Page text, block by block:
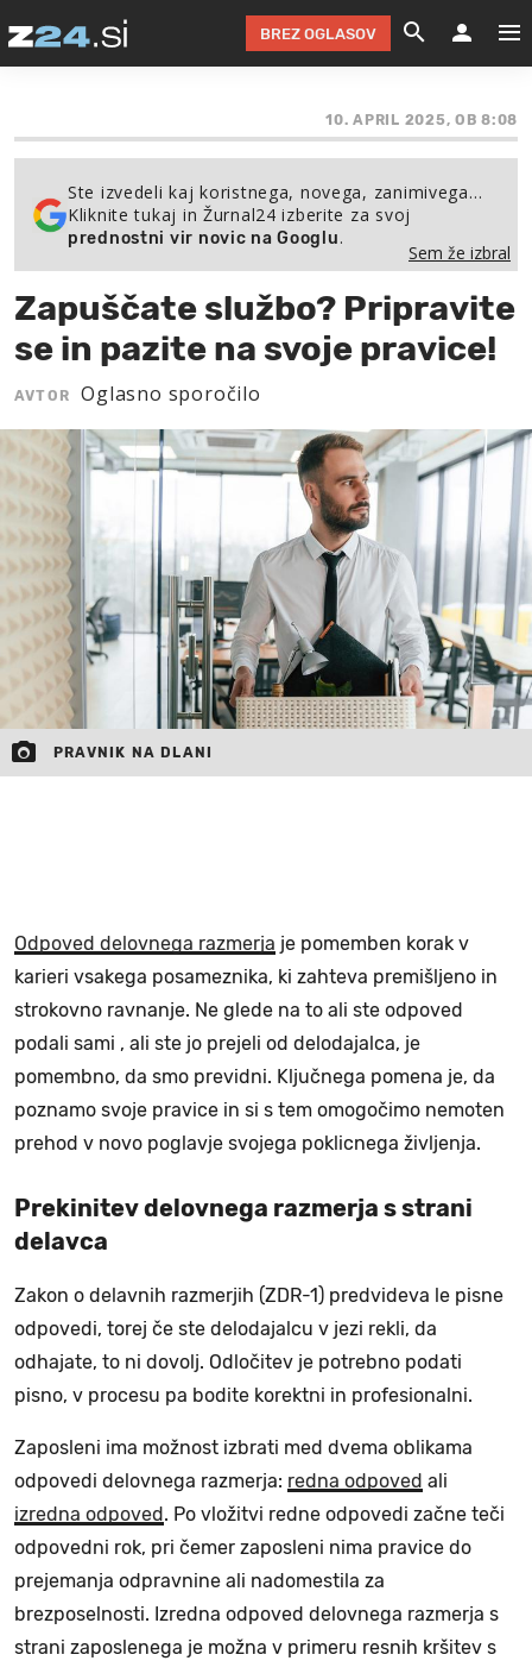
FILM &
HOROSKOP
SEM
AVTO
POD
ŽURNAL
MOJ
BREZ OGLASOV
10. APRIL 2025, OB 8:08
Ste izvedeli kaj koristnega, novega, zanimivega…
Kliknite tukaj in Žurnal24 izberite za svoj
prednostni vir novic na Googlu.
Sem že izbral
Zapuščate službo? Pripravite
se in pazite na svoje pravice!
AVTOR Oglasno sporočilo
PRAVNIK NA DLANI
Odpoved delovnega razmerja je pomemben korak v
karieri vsakega posameznika, ki zahteva premišljeno in
strokovno ravnanje. Ne glede na to ali ste odpoved
podali sami , ali ste jo prejeli od delodajalca, je
pomembno, da smo previdni. Ključnega pomena je, da
poznamo svoje pravice in si s tem omogočimo nemoten
prehod v novo poglavje svojega poklicnega življenja.
Prekinitev delovnega razmerja s strani
delavca
Zakon o delavnih razmerjih (ZDR-1) predvideva le pisne
odpovedi, torej če ste delodajalcu v jezi rekli, da
odhajate, to ni dovolj. Odločitev je potrebno podati
pisno, v procesu pa bodite korektni in profesionalni.
Zaposleni ima možnost izbrati med dvema oblikama
odpovedi delovnega razmerja: redna odpoved ali
izredna odpoved. Po vložitvi redne odpovedi začne teči
odpovedni rok, pri čemer zaposleni nima pravice do
prejemanja odpravnine ali nadomestila za
brezposelnosti. Izredna odpoved delovnega razmerja s
strani zaposlenega je možna v primeru resnih kršitev s